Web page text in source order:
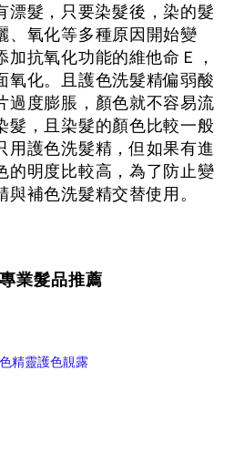
漂髮，只要染髮後，染的髮
、氧化等多種原因開始變
加抗氧化功能的維他命Ｅ，
氧化。且護色洗髮精偏弱酸
過度膨脹，顏色就不容易流
髮，且染髮的顏色比較一般
用護色洗髮精，但如果有進
的明度比較高，為了防止變
補色洗髮精交替使用。
業髮品推薦